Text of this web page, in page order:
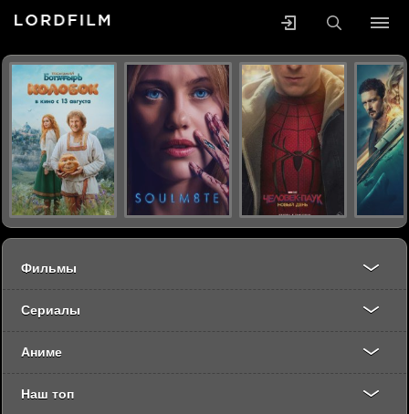
Фильмы
Сериалы
Аниме
Наш топ